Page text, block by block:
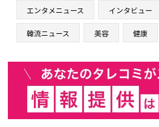
エンタメニュース インタビュー
韓流ニュース 美容 健康